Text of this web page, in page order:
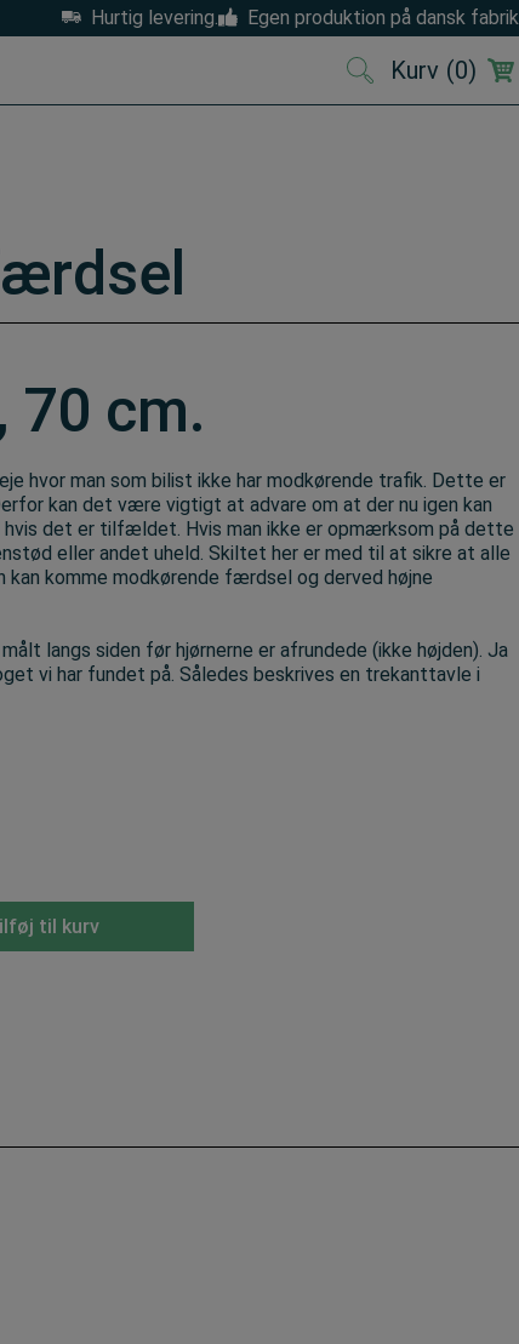
Hurtig levering. Egen produktion på dansk fabrik
Kurv (0)
(0)
70 cm.
hvor man som bilist ikke har modkørende trafik. Dette er
kan det være vigtigt at advare om at der nu igen kan
det er tilfældet. Hvis man ikke er opmærksom på dette
eller andet uheld. Skiltet her er med til at sikre at alle
kan komme modkørende færdsel og derved højne
langs siden før hjørnerne er afrundede (ikke højden). Ja
vi har fundet på. Således beskrives en trekanttavle i
til kurv